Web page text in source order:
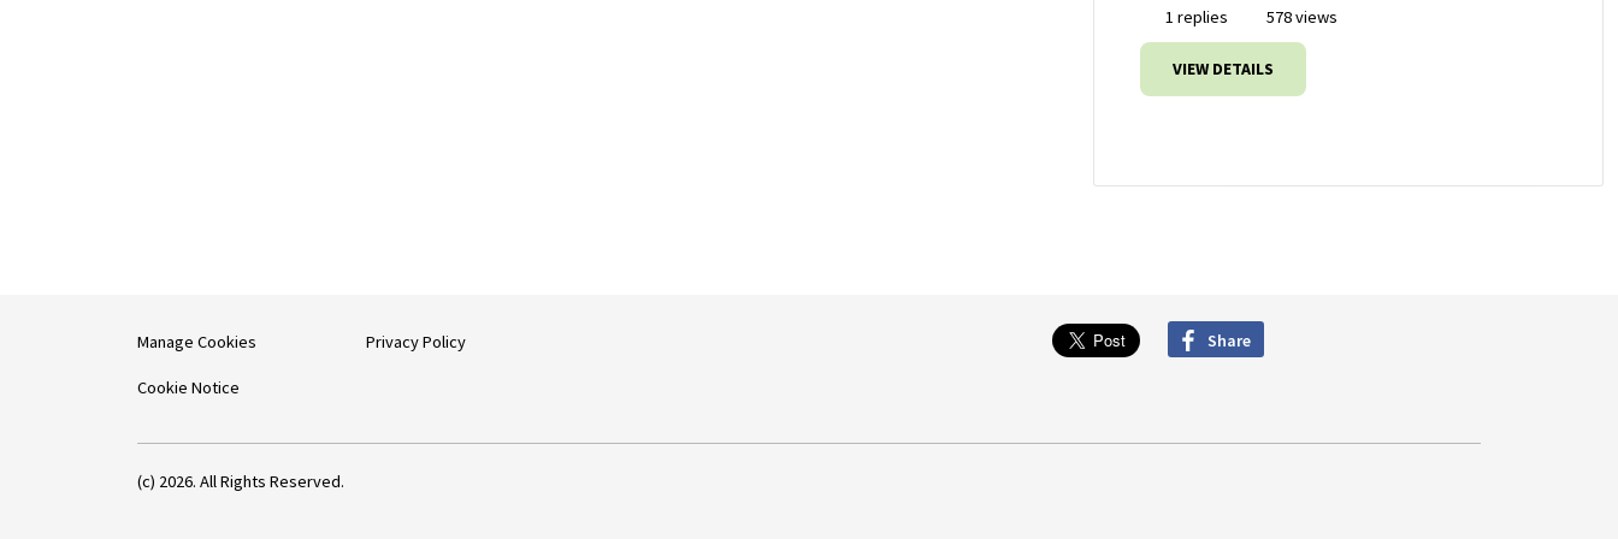
1 replies 578 views
VIEW DETAILS
Manage Cookies
Cookie Notice
Privacy Policy Share
(c) 2026. All Rights Reserved.